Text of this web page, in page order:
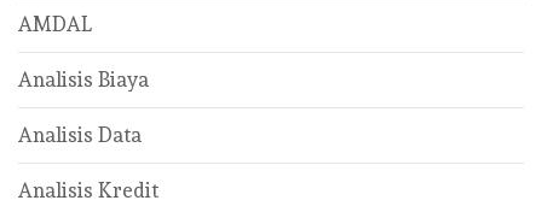
AMDAL
Analisis Biaya
Analisis Data
Analisis Kredit